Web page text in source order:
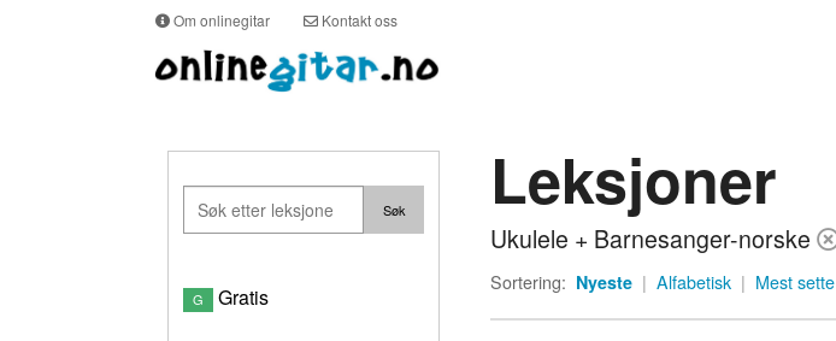
Om onlinegitar Kontakt oss
G Gratis
Leksjoner
Ukulele + Barnesanger-norske
Sortering: Nyeste | Alfabetisk | Mest sette